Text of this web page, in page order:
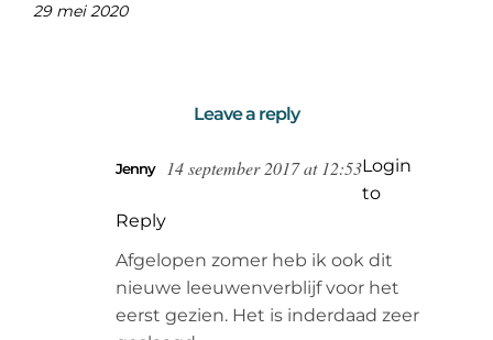
29 mei 2020
Leave a reply
Jenny 14 september 2017 at 12:53Login
to
Reply
Afgelopen zomer heb ik ook dit
nieuwe leeuwenverblijf voor het
eerst gezien. Het is inderdaad zeer